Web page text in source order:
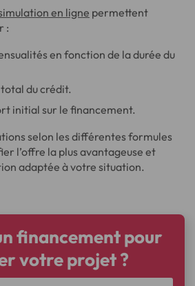
en ligne permettent
:
en fonction de la durée du
du crédit.
initial sur le financement.
selon les différentes formules
l’offre la plus avantageuse et
adaptée à votre situation.
financement pour
votre projet ?